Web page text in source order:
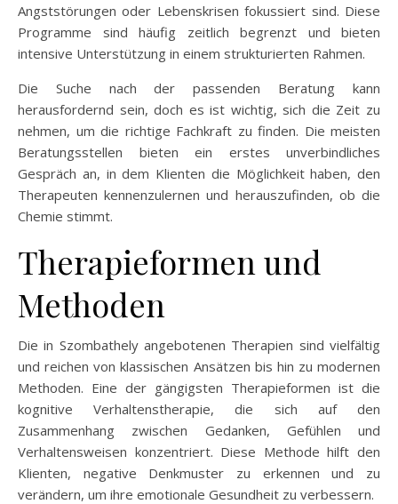
Angststörungen oder Lebenskrisen fokussiert sind. Diese
Programme sind häufig zeitlich begrenzt und bieten
intensive Unterstützung in einem strukturierten Rahmen.
Die Suche nach der passenden Beratung kann
herausfordernd sein, doch es ist wichtig, sich die Zeit zu
nehmen, um die richtige Fachkraft zu finden. Die meisten
Beratungsstellen bieten ein erstes unverbindliches
Gespräch an, in dem Klienten die Möglichkeit haben, den
Therapeuten kennenzulernen und herauszufinden, ob die
Chemie stimmt.
Therapieformen und
Methoden
Die in Szombathely angebotenen Therapien sind vielfältig
und reichen von klassischen Ansätzen bis hin zu modernen
Methoden. Eine der gängigsten Therapieformen ist die
kognitive Verhaltenstherapie, die sich auf den
Zusammenhang zwischen Gedanken, Gefühlen und
Verhaltensweisen konzentriert. Diese Methode hilft den
Klienten, negative Denkmuster zu erkennen und zu
verändern, um ihre emotionale Gesundheit zu verbessern.